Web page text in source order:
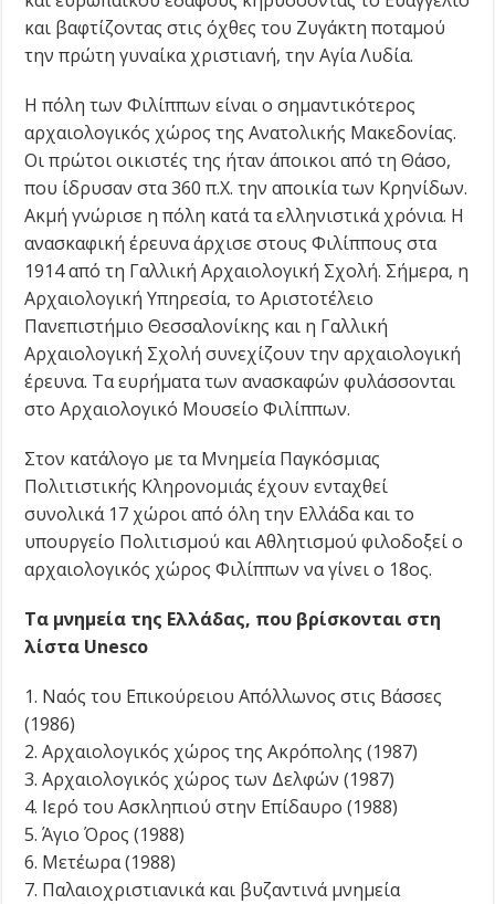
και βαφτίζοντας στις όχθες του Ζυγάκτη ποταμού
την πρώτη γυναίκα χριστιανή, την Αγία Λυδία.
Η πόλη των Φιλίππων είναι ο σημαντικότερος
αρχαιολογικός χώρος της Ανατολικής Μακεδονίας.
Οι πρώτοι οικιστές της ήταν άποικοι από τη Θάσο,
που ίδρυσαν στα 360 π.Χ. την αποικία των Κρηνίδων.
Ακμή γνώρισε η πόλη κατά τα ελληνιστικά χρόνια. Η
ανασκαφική έρευνα άρχισε στους Φιλίππους στα
1914 από τη Γαλλική Αρχαιολογική Σχολή. Σήμερα, η
Αρχαιολογική Υπηρεσία, το Αριστοτέλειο
Πανεπιστήμιο Θεσσαλονίκης και η Γαλλική
Αρχαιολογική Σχολή συνεχίζουν την αρχαιολογική
έρευνα. Τα ευρήματα των ανασκαφών φυλάσσονται
στο Αρχαιολογικό Μουσείο Φιλίππων.
Στον κατάλογο με τα Μνημεία Παγκόσμιας
Πολιτιστικής Κληρονομιάς έχουν ενταχθεί
συνολικά 17 χώροι από όλη την Ελλάδα και το
υπουργείο Πολιτισμού και Αθλητισμού φιλοδοξεί ο
αρχαιολογικός χώρος Φιλίππων να γίνει ο 18ος.
Τα μνημεία της Ελλάδας, που βρίσκονται στη
λίστα Unesco
1. Ναός του Επικούρειου Απόλλωνος στις Βάσσες
(1986)
2. Αρχαιολογικός χώρος της Ακρόπολης (1987)
3. Αρχαιολογικός χώρος των Δελφών (1987)
4. Ιερό του Ασκληπιού στην Επίδαυρο (1988)
5. Άγιο Όρος (1988)
6. Μετέωρα (1988)
7. Παλαιοχριστιανικά και βυζαντινά μνημεία